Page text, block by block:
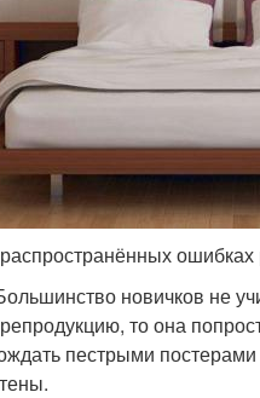
новичков не
то она
пестрыми